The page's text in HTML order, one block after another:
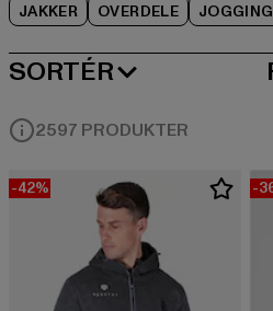
JAKKER OVERDELE
SORTÉR
MEST POPULÆRE
2597 PRODUKTER
-42% -